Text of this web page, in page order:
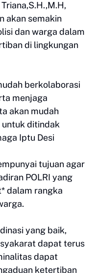
akan semakin
dan warga dalam
di lingkungan
berkolaborasi
menjaga
akan mudah
ditindak
Iptu Desi
tujuan agar
POLRI yang
dalam rangka
yang baik,
dapat terus
dapat
ketertiban